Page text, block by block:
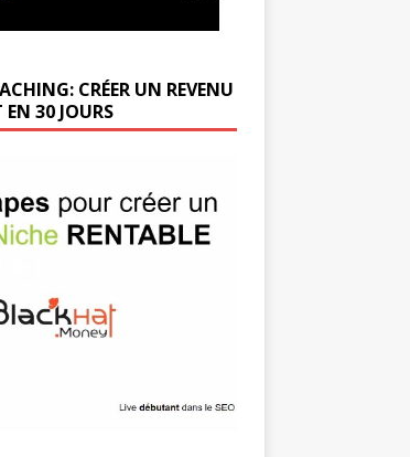
CRÉER UN REVENU
30 JOURS